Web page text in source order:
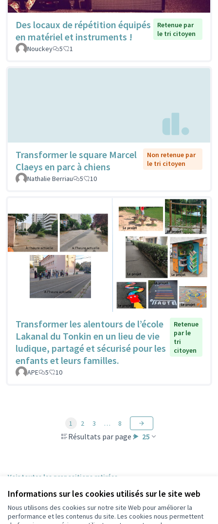
Informations sur les cookies utilisés sur le site web
Nous utilisons des cookies sur notre site Web pour améliorer la
performance et les contenus du site. Les cookies nous permettent
Des locaux de répétition équipés
en matériel et instruments !
Retenue par
le tri citoyen
Nouckey
5 1
Transformer le square Marcel
Claeys en parc à chiens
Non retenue par
le tri citoyen
Nathalie Berriau
5 10
Transformer les alentours de l’école
Lakanal du Tonkin en un lieu de vie
ludique, partagé et sécurisé pour les
enfants et leurs familles.
Retenue
par le
tri
citoyen
APE 5 10
Résultats par page : 25
1 2 3 … 8
Voir toutes les propositions retirées
Conditions d'utilisation
Paramètres des cookies